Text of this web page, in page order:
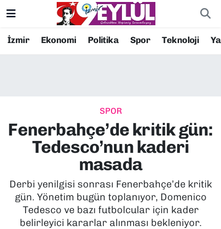
İzmir Ekonomi Politika Spor Teknoloji
SPOR
Fenerbahçe’de kritik gün:
Tedesco’nun kaderi
masada
Derbi yenilgisi sonrası Fenerbahçe’de kritik
gün. Yönetim bugün toplanıyor, Domenico
Tedesco ve bazı futbolcular için kader
belirleyici kararlar alınması bekleniyor.
Resmi İlanlar
EKONOMİ
KÜLTÜR SANAT
MAGAZİN
POLİTİKA
Konak Nöbetçi Eczaneler
Süper Lig Puan Durumu ve Fikstür
Tüm Manşetler
Son Dakika Haberleri
Haber Arşivi